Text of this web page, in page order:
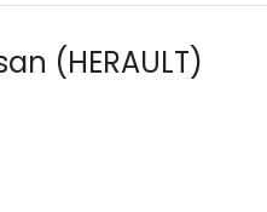
(HERAULT)